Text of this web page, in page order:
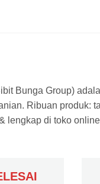
Bunga Group)
Ribuan produk:
lengkap di toko